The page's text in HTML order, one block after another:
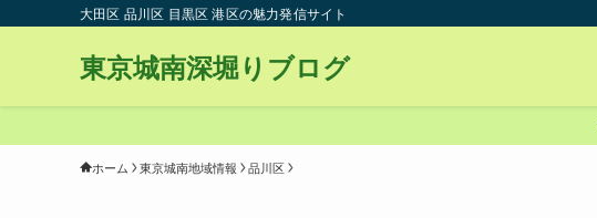
大田区 品川区 目黒区 港区の魅力発信サイト
東京城南深堀りブログ
ホーム 東京城南地域情報 品川区